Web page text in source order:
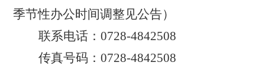
季节性办公时间调整见公告）
联系电话： 0728-4842508
传真号码： 0728-4842508